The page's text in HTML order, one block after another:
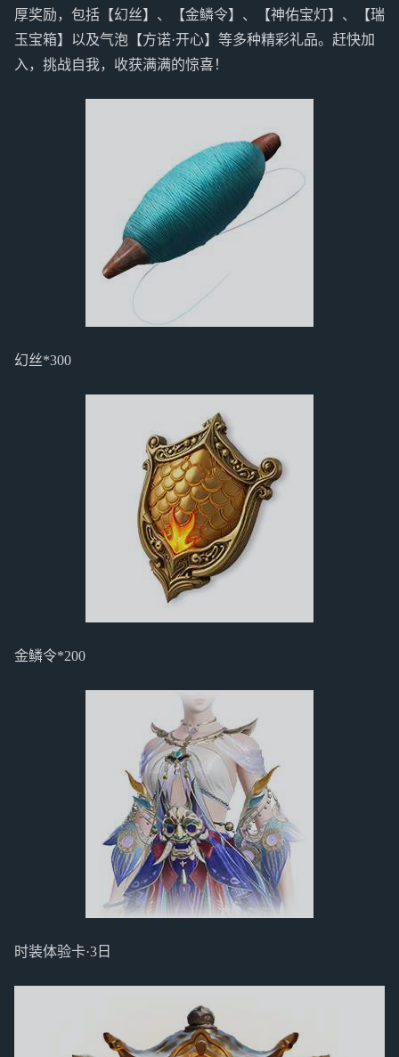
厚奖励，包括【幻丝】、【金鳞令】、【神佑宝灯】、【瑞
玉宝箱】以及气泡【方诺·开心】等多种精彩礼品。赶快加
入，挑战自我，收获满满的惊喜！
幻丝*300
金鳞令*200
时装体验卡·3日